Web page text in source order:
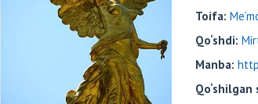
Toifa:
Qo‘shdi:
Manba:
Qo‘shilgan